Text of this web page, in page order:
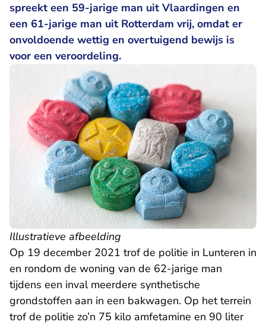
spreekt een 59-jarige man uit Vlaardingen en
een 61-jarige man uit Rotterdam vrij, omdat er
onvoldoende wettig en overtuigend bewijs is
voor een veroordeling.
Illustratieve afbeelding
Op 19 december 2021 trof de politie in Lunteren in
en rondom de woning van de 62-jarige man
tijdens een inval meerdere synthetische
grondstoffen aan in een bakwagen. Op het terrein
trof de politie zo’n 75 kilo amfetamine en 90 liter